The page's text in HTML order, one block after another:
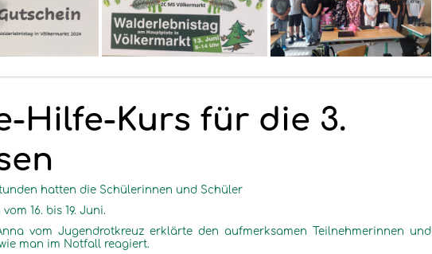
Hilfe-Kurs für die 3.
hatten die Schülerinnen und Schüler
16. bis 19. Juni.
vom Jugendrotkreuz erklärte den aufmerksamen Teilnehmerinnen und
man im Notfall reagiert.